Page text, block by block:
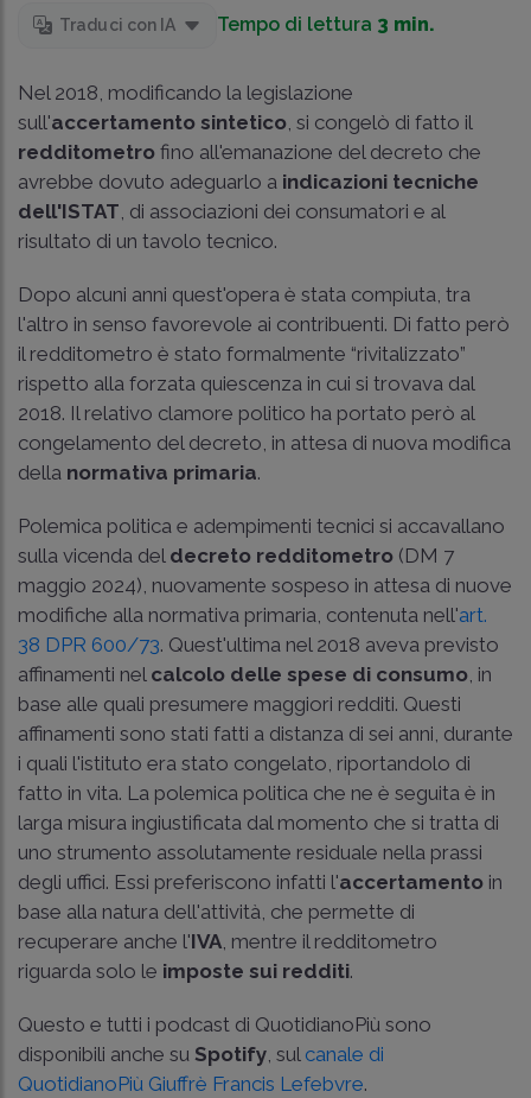
Traduci con IA Tempo di lettura 3 min.
Nel 2018, modificando la legislazione
sull'accertamento sintetico , si congelò di fatto il
redditometro fino all'emanazione del decreto che
avrebbe dovuto adeguarlo a indicazioni tecniche
dell'ISTAT , di associazioni dei consumatori e al
risultato di un tavolo tecnico.
Dopo alcuni anni quest'opera è stata compiuta, tra
l'altro in senso favorevole ai contribuenti. Di fatto però
il redditometro è stato formalmente “rivitalizzato”
rispetto alla forzata quiescenza in cui si trovava dal
2018. Il relativo clamore politico ha portato però al
congelamento del decreto, in attesa di nuova modifica
della normativa primaria.
Polemica politica e adempimenti tecnici si accavallano
sulla vicenda del decreto redditometro (DM 7
maggio 2024), nuovamente sospeso in attesa di nuove
modifiche alla normativa primaria, contenuta nell'art.
38 DPR 600/73. Quest'ultima nel 2018 aveva previsto
affinamenti nel calcolo delle spese di consumo , in
base alle quali presumere maggiori redditi. Questi
affinamenti sono stati fatti a distanza di sei anni, durante
i quali l'istituto era stato congelato, riportandolo di
fatto in vita. La polemica politica che ne è seguita è in
larga misura ingiustificata dal momento che si tratta di
uno strumento assolutamente residuale nella prassi
degli uffici. Essi preferiscono infatti l'accertamento in
base alla natura dell'attività, che permette di
recuperare anche l'IVA , mentre il redditometro
riguarda solo le imposte sui redditi.
Questo e tutti i podcast di QuotidianoPiù sono
disponibili anche su Spotify , sul canale di
QuotidianoPiù Giuffrè Francis Lefebvre.